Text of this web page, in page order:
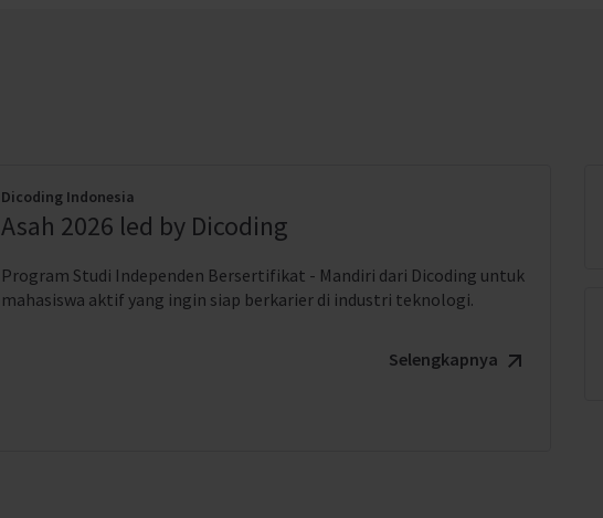
Dicoding Indonesia
Asah 2026 led by Dicoding
Program Studi Independen Bersertifikat - Mandiri dari Dicoding untuk
mahasiswa aktif yang ingin siap berkarier di industri teknologi.
Selengkapnya